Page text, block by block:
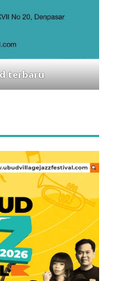
terbaru